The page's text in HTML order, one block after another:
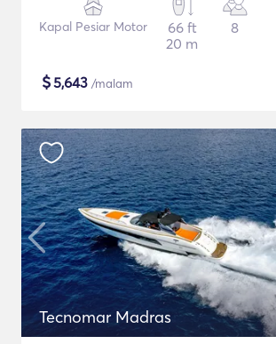
Kapal Pesiar Motor
66 ft
20 m
8
$5,643 /malam
Tecnomar Madras